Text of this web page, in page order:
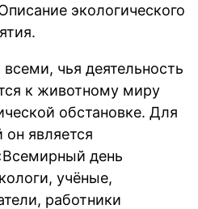
экологического
чья деятельность
к животному миру
обстановке. Для
является
день
учёные,
работники